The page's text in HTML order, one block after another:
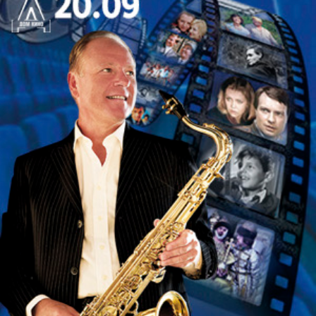
фойе». Создан в творческом содружестве с
признанным мастером моноспектакля народным
артистом России Игорем Волковым.
В спектакле также участвует артист Владимир
Маликов, музыкальное оформление – Игорь
Мамай.
Спектакль идет без антракта